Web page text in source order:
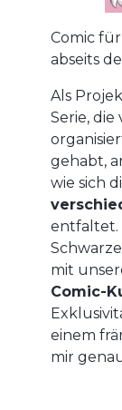
Comic
abseits
Als
Serie,
gehabt,
wie sich
entfaltet.
mit
Comic-
einem
mir